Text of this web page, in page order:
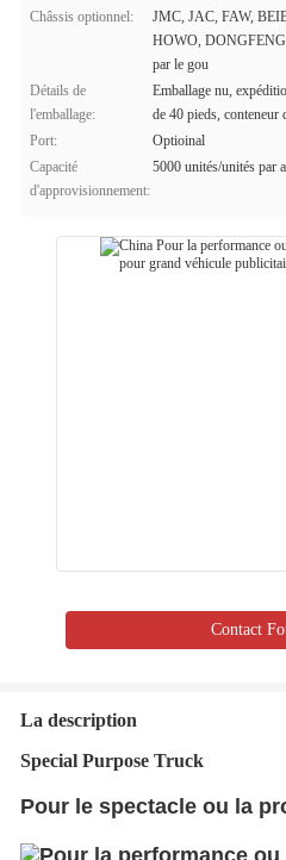
Châssis optionnel:
JMC, JAC, FAW,
HOWO,
par le gou
Détails de
l'emballage:
Emballage nu,
de 40 pieds, conteneur
Port:
Optioinal
Capacité
d'approvisionnement:
5000 unités/unités par
Contact
La description
Special Purpose Truck
Pour le spectacle ou la